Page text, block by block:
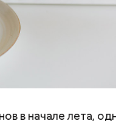
в начале лета,